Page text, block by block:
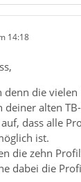
14:18
die vielen
deiner alten
auf, dass alle
ist.
die zehn
dabei die